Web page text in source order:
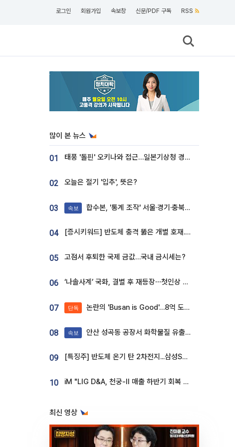
로그인 회원가입 속보창 신문/PDF 구독 RSS
많이 본 뉴스
01 태풍 '돌핀' 오키나와 접근…일본기상청 경로 업데이트
02 오늘은 절기 '입추', 뜻은?
03 속보 합수본, '통계 조작' 서울·경기·충북 선관위 등 추가 압수수색
04 [증시키워드] 반도체 충격 뚫은 개별 호재...포스코퓨처엠·에코프로·한화솔루션 '눈길'
05 고점서 후퇴한 국제 금값…국내 금시세는?
06 ‘나솔사계’ 국화, 결별 후 재등장⋯첫인상 투표 휩쓸고 ‘인기녀’ 등극
07 단독 논란의 'Busan is Good'…8억 도시브랜드, 용산 대통령실 CI 업체가 수행
08 속보 안산 성곡동 공장서 화학물질 유출 사고 발생
09 [특징주] 반도체 온기 탄 2차전지...삼성SDI, 장 초반 7% 넘게 껑충
10 iM "LIG D&A, 천궁-II 매출 하반기 회복 전망…방산 톱픽 유지"
최신 영상